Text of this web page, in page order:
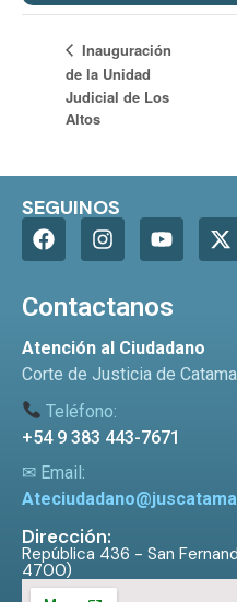
Inauguración
de la Unidad
Judicial de Los
Altos
SEGUINOS
Contactanos
Atención al Ciudadano
Corte de Justicia de
Teléfono:
+54 9 383 443-7671
✉ Email:
Dirección:
República 436 - San
4700)